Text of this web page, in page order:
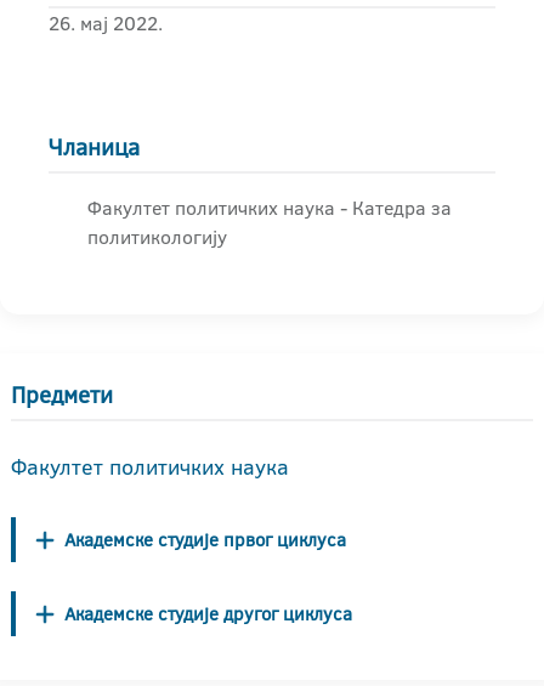
26. мај 2022.
Чланица
Факултет политичких наука - Катедра за
политикологију
Предмети
Факултет политичких наука
Академске студије првог циклуса
Академске студије другог циклуса